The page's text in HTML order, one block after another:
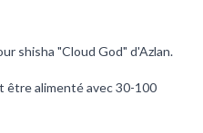
shisha "Cloud God" d'Azlan.
être alimenté avec 30-100